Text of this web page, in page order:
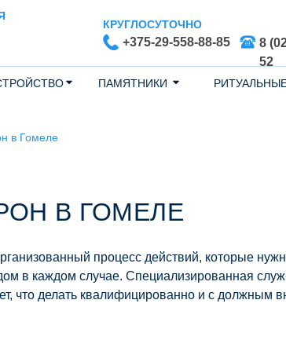
КРУГЛОСУТОЧНО
+375-29-558-88-85
8
52
ПАМЯТНИКИ
в Гомеле
В ГОМЕЛЕ
процесс действий, которые
в каждом случае. Специализированная
что делать квалифицированно и с должным